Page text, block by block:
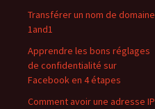
Transférer un nom de domaine
1and1
Apprendre les bons réglages
de confidentialité sur
Facebook en 4 étapes
Comment avoir une adresse IP